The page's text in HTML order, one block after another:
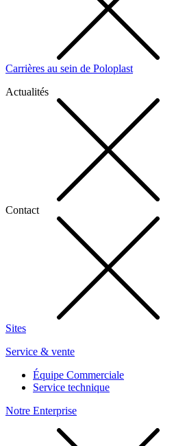
Carrières au sein de Poloplast
Actualités
Contact
Sites
Service & vente
Équipe Commerciale
Service technique
Notre Enterprise